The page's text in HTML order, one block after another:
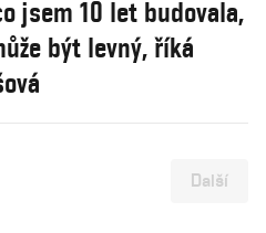
jsem 10 let budovala,
být levný, říká
Další